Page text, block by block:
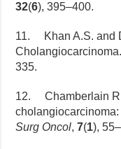
32(6), 395–400.
11. Khan A.S. and
335.
12. Chamberlain
Surg Oncol,7(1),